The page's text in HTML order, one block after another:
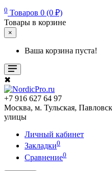
0 Товаров 0 (0 ₽)
Товары в корзине
×
Ваша корзина пуста!
✖
+7 916 627 64 97
Москва, м. Тульская,
улицы
Личный кабинет
Закладки0
Сравнение0